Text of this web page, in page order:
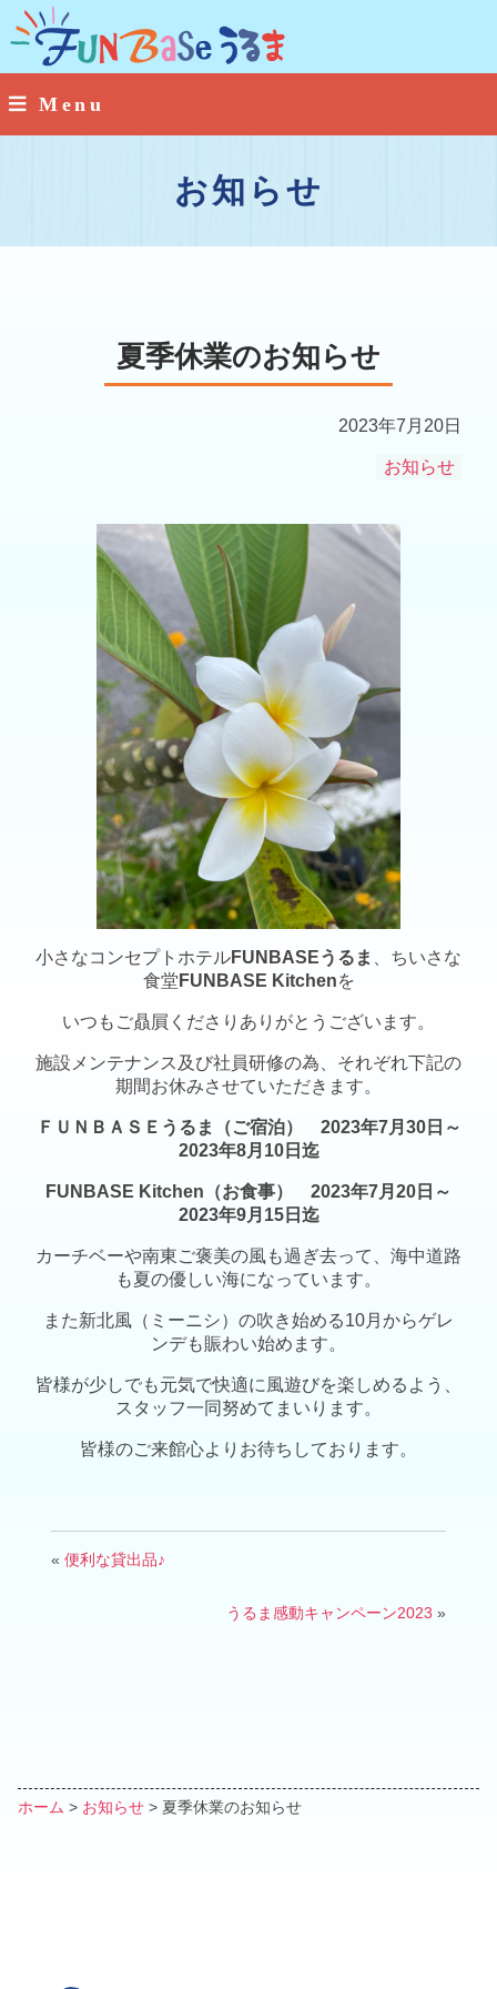
お知らせ
夏季休業のお知らせ
2023年7月20日
お知らせ
小さなコンセプトホテルFUNBASEうるま
、ちいさな
食堂 FUNBASE Kitchenを
いつもご贔屓くださりありがとうございます。
施設メンテナンス及び社員研修の為、それぞれ下記の
期間お休みさせていただきます。
ＦＵＮＢＡＳＥうるま（ご宿泊） 2023年7月30日～
2023年8月10日迄
FUNBASE Kitchen（お食事） 2023年7月20日～
2023年9月15日迄
カーチベーや南東ご褒美の風も過ぎ去って、海中道路
も夏の優しい海になっています。
また新北風（ミーニシ）の吹き始める10月からゲレ
ンデも賑わい始めます。
皆様が少しでも元気で快適に風遊びを楽しめるよう、
スタッフ一同努めてまいります。
皆様のご来館心よりお待ちしております。
«便利な貸出品♪
うるま感動キャンペーン2023 »
ホーム > お知らせ > 夏季休業のお知らせ